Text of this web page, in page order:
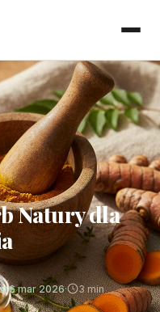
Natury dla
6 mar 2026· 3 min